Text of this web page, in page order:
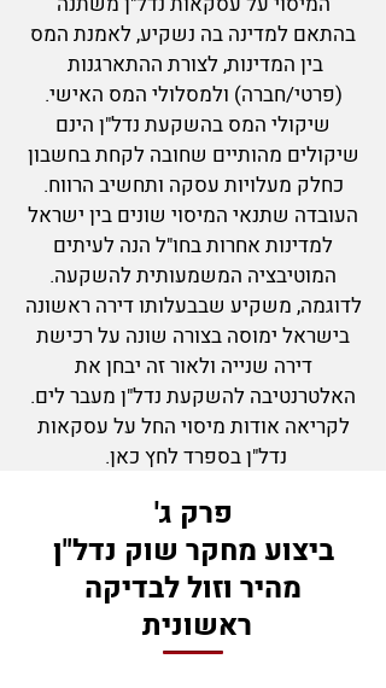
בהתאם למדינה בה נשקיע, לאמנת המס
בין המדינות, לצורת ההתארגנות
(פרטי/חברה) ולמסלולי המס האישי.
שיקולי המס בהשקעת נדל"ן הינם
שיקולים מהותיים שחובה לקחת בחשבון
כחלק מעלויות עסקה ותחשיב הרווח.
העובדה שתנאי המיסוי שונים בין ישראל
למדינות אחרות בחו"ל הנה לעיתים
המוטיבציה המשמעותית להשקעה.
לדוגמה, משקיע שבבעלותו דירה ראשונה
בישראל ימוסה בצורה שונה על רכישת
דירה שנייה ולאור זה יבחן את
האלטרנטיבה להשקעת נדל"ן מעבר לים.
לקריאה אודות מיסוי החל על עסקאות
נדל"ן בספרד לחץ כאן.
פרק ג'
ביצוע מחקר שוק נדל"ן
מהיר וזול לבדיקה
ראשונית